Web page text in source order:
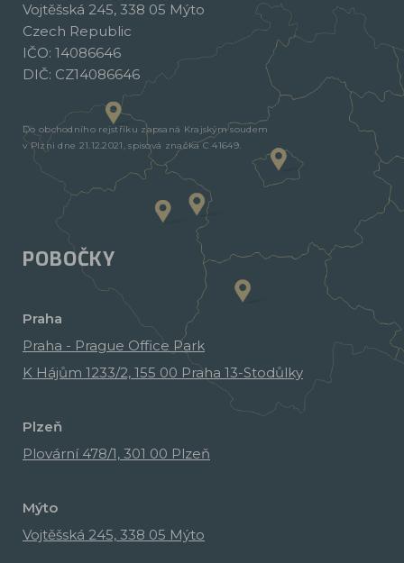
Vojtěšská 245, 338 05 Mýto
Czech Republic
IČO: 14086646
DIČ: CZ14086646
Do obchodního rejstříku zapsaná Krajským soudem
v Plzni dne 21.12.2021, spisová značka C 41649.
POBOČKY
Praha
Praha - Prague Office Park
K Hájům 1233/2, 155 00 Praha 13-Stodůlky
Plzeň
Plovární 478/1, 301 00 Plzeň
Mýto
Vojtěšská 245, 338 05 Mýto